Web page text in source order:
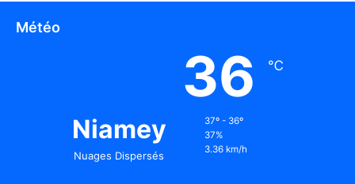
Météo
Niamey
Nuages Dispersés
36 ℃
37º - 36º
37%
3.36 km/h